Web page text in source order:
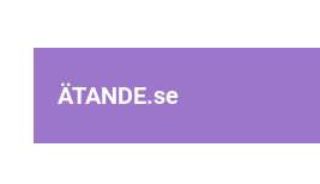
ÄTANDE.se